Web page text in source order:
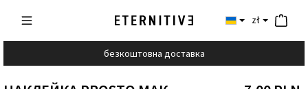
zł
безкоштовна доставка